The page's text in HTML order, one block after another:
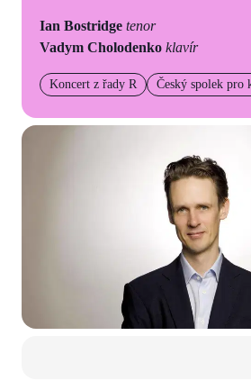
Ian Bostridge tenor
Vadym Cholodenko klavír
Koncert z řady R Český spolek pro